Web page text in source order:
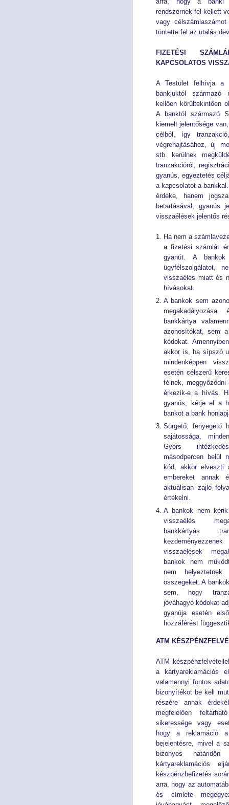
rendszernek fel kellett
vagy
tüntette fel az utalás
FIZETÉSI
KAPCSOLATOS
A Testület felhívja a
bankjuktól származó
kellően körültekintően
A banktól származó
kiemelt jelentősége
célból, így
végrehajtásához, új
stb. kerülnek
tranzakcióról,
gyanús, egyeztetés
a kapcsolatot a
érdeke, hanem
betartásával, gyanús
visszaélések jelentős
Ha nem a
a fizetési számlát
gyanút. A
ügyfélszolgálatot,
visszaélés miatt és
hívásokat.
A bankok sem
bankkártya
azonosítókat, sem
kódokat.
akkor is, ha sípszó
mindenképpen
esetén célszerű
félnek,
érkezik-e a hívás.
gyanús, kérje el a
bankot a bank
Sürgető, fenyegető
sajátossága,
Gyors
másodpercen belül
kód, akkor
embereket annak
aktuálisan zajló
értékelni.
A bankok nem
visszaélés
bankkártyás
visszaélések
bankok nem
nem helyeztetnek
összegeket. A
sem, hogy
jóváhagyó kódokat
gyanúja esetén
hozzáférést
ATM
ATM
a kártyareklamációs
valamennyi fontos
bizonyítékot be kell
részére annak
megfelelően
sikeressége vagy
hogy a reklamáció a
bejelentésre, mivel a
bizonyos
kártyareklamációs
készpénzbefizetés
arra, hogy az
és címlete